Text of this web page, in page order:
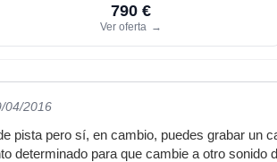
790 €
Ver oferta →
04/2016
pista pero sí, en cambio, puedes grabar un
determinado para que cambie a otro sonido